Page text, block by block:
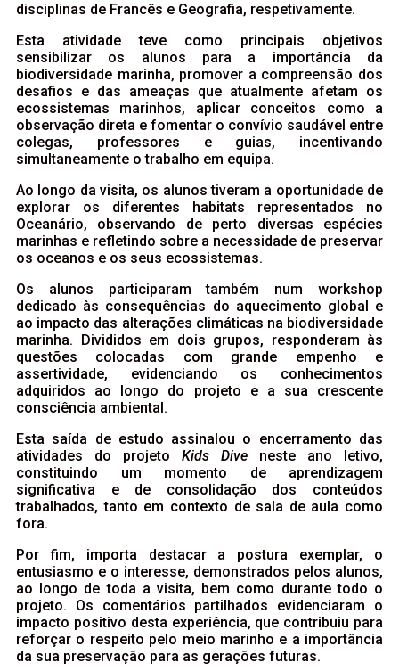
disciplinas de Francês e Geografia, respetivamente.
Esta atividade teve como principais objetivos
sensibilizar os alunos para a importância da
biodiversidade marinha, promover a compreensão dos
desafios e das ameaças que atualmente afetam os
ecossistemas marinhos, aplicar conceitos como a
observação direta e fomentar o convívio saudável entre
colegas, professores e guias, incentivando
simultaneamente o trabalho em equipa.
Ao longo da visita, os alunos tiveram a oportunidade de
explorar os diferentes habitats representados no
Oceanário, observando de perto diversas espécies
marinhas e refletindo sobre a necessidade de preservar
os oceanos e os seus ecossistemas.
Os alunos participaram também num workshop
dedicado às consequências do aquecimento global e
ao impacto das alterações climáticas na biodiversidade
marinha. Divididos em dois grupos, responderam às
questões colocadas com grande empenho e
assertividade, evidenciando os conhecimentos
adquiridos ao longo do projeto e a sua crescente
consciência ambiental.
Esta saída de estudo assinalou o encerramento das
atividades do projeto Kids Dive neste ano letivo,
constituindo um momento de aprendizagem
significativa e de consolidação dos conteúdos
trabalhados, tanto em contexto de sala de aula como
fora.
Por fim, importa destacar a postura exemplar, o
entusiasmo e o interesse, demonstrados pelos alunos,
ao longo de toda a visita, bem como durante todo o
projeto. Os comentários partilhados evidenciaram o
impacto positivo desta experiência, que contribuiu para
reforçar o respeito pelo meio marinho e a importância
da sua preservação para as gerações futuras.